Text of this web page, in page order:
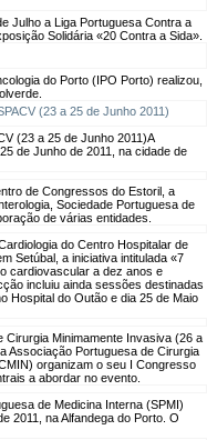
Julho a Liga Portuguesa Contra a
Solidária «20 Contra a Sida».
do Porto (IPO Porto) realizou,
(23 a 25 de Junho 2011)A
de Junho de 2011, na cidade de
de Congressos do Estoril, a
Sociedade Portuguesa de
de várias entidades.
do Centro Hospitalar de
Setúbal, a iniciativa intitulada «7
cardiovascular a dez anos e
incluiu ainda sessões destinadas
Hospital do Outão e dia 25 de Maio
Cirurgia Minimamente Invasiva (26 a
Associação Portuguesa de Cirurgia
organizam o seu I Congresso
a abordar no evento.
de Medicina Interna (SPMI)
2011, na Alfandega do Porto. O